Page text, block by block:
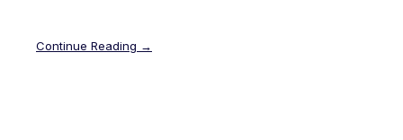
Continue Reading →